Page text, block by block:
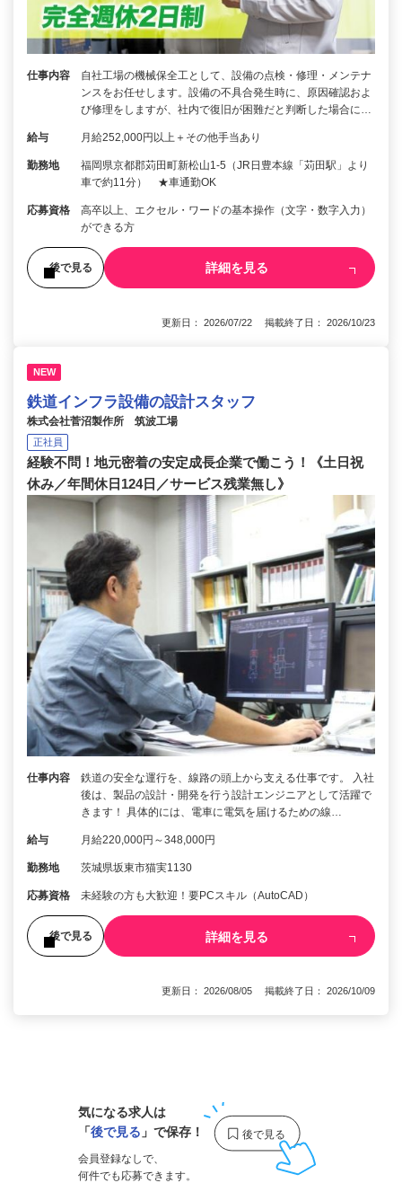
仕事内容
自社工場の機械保全工として、設備の点検・修理・メンテナ
ンスをお任せします。設備の不具合発生時に、原因確認およ
び修理をしますが、社内で復旧が困難だと判断した場合に…
給与 月給252,000円以上＋その他手当あり
勤務地
福岡県京都郡苅田町新松山1-5（JR日豊本線「苅田駅」より
車で約11分） ★車通勤OK
応募資格
高卒以上、エクセル・ワードの基本操作（文字・数字入力）
ができる方
後で見る 詳細を見る
更新日： 2026/07/22 掲載終了日： 2026/10/23
NEW
鉄道インフラ設備の設計スタッフ
株式会社菅沼製作所 筑波工場
正社員
経験不問！地元密着の安定成長企業で働こう！《土日祝
休み／年間休日124日／サービス残業無し》
仕事内容
鉄道の安全な運行を、線路の頭上から支える仕事です。 入社
後は、製品の設計・開発を行う設計エンジニアとして活躍で
きます！ 具体的には、電車に電気を届けるための線…
給与 月給220,000円～348,000円
勤務地 茨城県坂東市猫実1130
応募資格 未経験の方も大歓迎！要PCスキル（AutoCAD）
後で見る 詳細を見る
更新日： 2026/08/05 掲載終了日： 2026/10/09
気になる求人は
「後で見る 」で保存！
会員登録なしで、
何件でも応募できます。